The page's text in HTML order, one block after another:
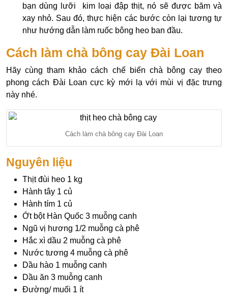
bạn dùng lưỡi kim loại đập thịt, nó sẽ được băm và
xay nhỏ. Sau đó, thực hiện các bước còn lại tương tự
như hướng dẫn làm ruốc bông heo ban đầu.
Cách làm chà bông cay Đài Loan
Hãy cùng tham khảo cách chế biến chà bông cay theo
phong cách Đài Loan cực kỳ mới lạ với mùi vị đặc trưng
này nhé.
Cách làm chà bông cay Đài Loan
Nguyên liệu
Thịt đùi heo 1 kg
Hành tây 1 củ
Hành tím 1 củ
Ớt bột Hàn Quốc 3 muỗng canh
Ngũ vị hương 1/2 muỗng cà phê
Hắc xì dầu 2 muỗng cà phê
Nước tương 4 muỗng cà phê
Dầu hào 1 muỗng canh
Dầu ăn 3 muỗng canh
Đường/ muối 1 ít